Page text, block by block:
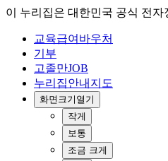
이 누리집은 대한민국 공식 전자
교육급여바우처
기부
고졸만JOB
누리집안내지도
화면크기 열기
작게
보통
조금 크게